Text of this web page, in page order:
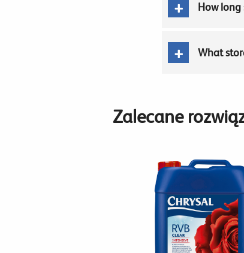
How
What
Zalecane